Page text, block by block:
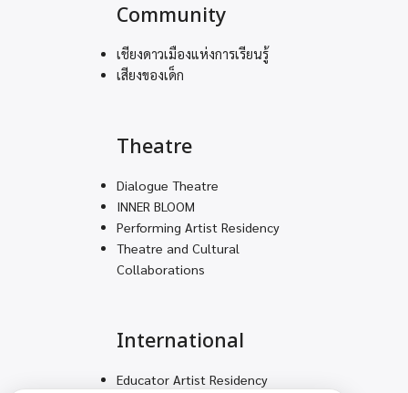
Community
เชียงดาวเมืองแห่งการเรียนรู้
เสียงของเด็ก
Theatre
Dialogue Theatre
INNER BLOOM
Performing Artist Residency
Theatre and Cultural
Collaborations
International
Educator Artist Residency